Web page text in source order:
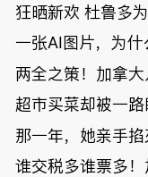
狂晒新欢 杜鲁多
一张AI图片，为什
两全之策！加拿
超市买菜却被一
那一年，她亲手
谁交税多谁票多